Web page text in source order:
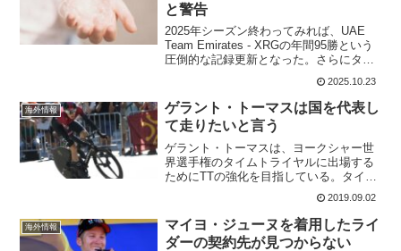
と警告
2025年シーズン終わってみれば、UAE
Team Emirates - XRGの年間95勝という
圧倒的な記録更新となった。さらにタデ
イ・ポガチャルは20勝、アイザック・デ
ルトロは16勝もあげた。二人の勝利数に
かなうチームのほうが少ないのか...
2025.10.23
海外情報
ゲラント・トーマスは国を代表し
て走りたいと言う
ゲラント・トーマスは、ヨークシャー世
界選手権のタイムトライヤルに出場する
ためにTTの強化を目指している。タイム
トライヤルは、2019年シーズンの最後の
目標であり、シーズンの終わりに向けて
再度パフォーマンスを上げていくという
困難なチャレンジを...
2019.09.02
海外情報
マイヨ・ジューヌを着用したライ
ダーの契約先が見つからない